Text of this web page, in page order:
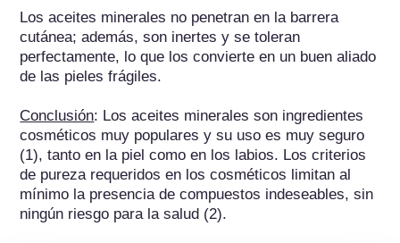
Los aceites minerales no penetran en la barrera
cutánea; además, son inertes y se toleran
perfectamente, lo que los convierte en un buen aliado
de las pieles frágiles.
Conclusión: Los aceites minerales son ingredientes
cosméticos muy populares y su uso es muy seguro
(1), tanto en la piel como en los labios. Los criterios
de pureza requeridos en los cosméticos limitan al
mínimo la presencia de compuestos indeseables, sin
ningún riesgo para la salud (2).